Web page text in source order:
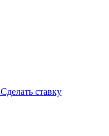
Сделать ставку